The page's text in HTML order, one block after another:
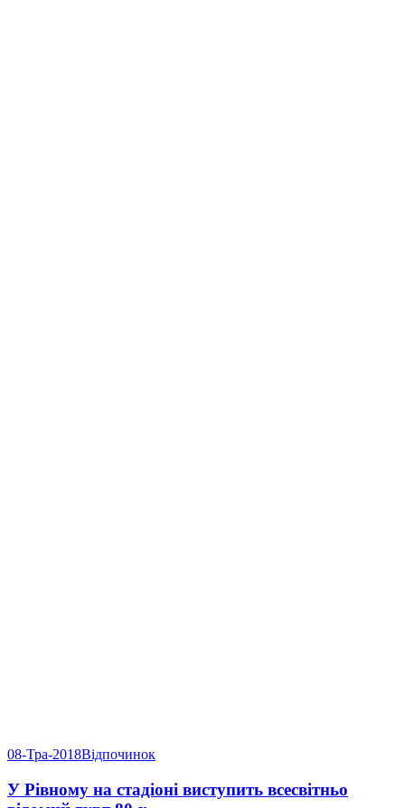
08-Тра-2018Відпочинок
У Рівному на стадіоні виступить всесвітньо